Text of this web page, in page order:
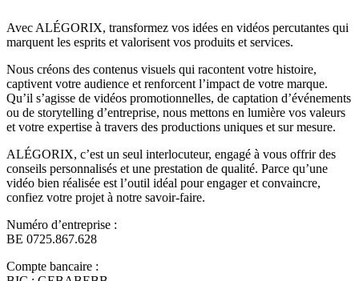
Avec ALÉGORIX, transformez vos idées en vidéos percutantes qui
marquent les esprits et valorisent vos produits et services.
Nous créons des contenus visuels qui racontent votre histoire,
captivent votre audience et renforcent l’impact de votre marque.
Qu’il s’agisse de vidéos promotionnelles, de captation d’événements
ou de storytelling d’entreprise, nous mettons en lumière vos valeurs
et votre expertise à travers des productions uniques et sur mesure.
ALÉGORIX, c’est un seul interlocuteur, engagé à vous offrir des
conseils personnalisés et une prestation de qualité. Parce qu’une
vidéo bien réalisée est l’outil idéal pour engager et convaincre,
confiez votre projet à notre savoir-faire.
Numéro d’entreprise :
BE 0725.867.628
Compte bancaire :